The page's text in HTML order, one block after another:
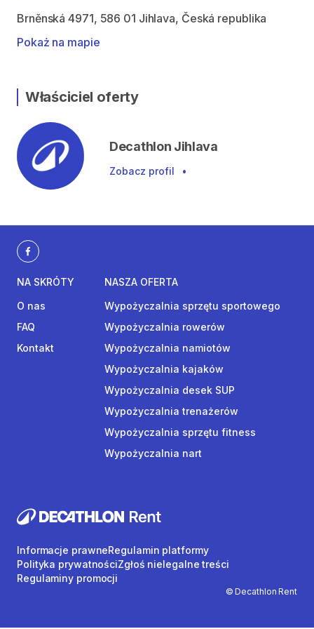
Brněnská 4971, 586 01 Jihlava, Česká republika
Pokaż na mapie
Właściciel oferty
Decathlon Jihlava
Zobacz profil •
NA SKRÓTY
O nas
FAQ
Kontakt
NASZA OFERTA
Wypożyczalnia sprzętu sportowego
Wypożyczalnia rowerów
Wypożyczalnia namiotów
Wypożyczalnia kajaków
Wypożyczalnia desek SUP
Wypożyczalnia trenażerów
Wypożyczalnia sprzętu fitness
Wypożyczalnia nart
© Decathlon Rent
Informacje prawneRegulamin platformy
Polityka prywatnościZgłoś nielegalne treści
Regulaminy promocji